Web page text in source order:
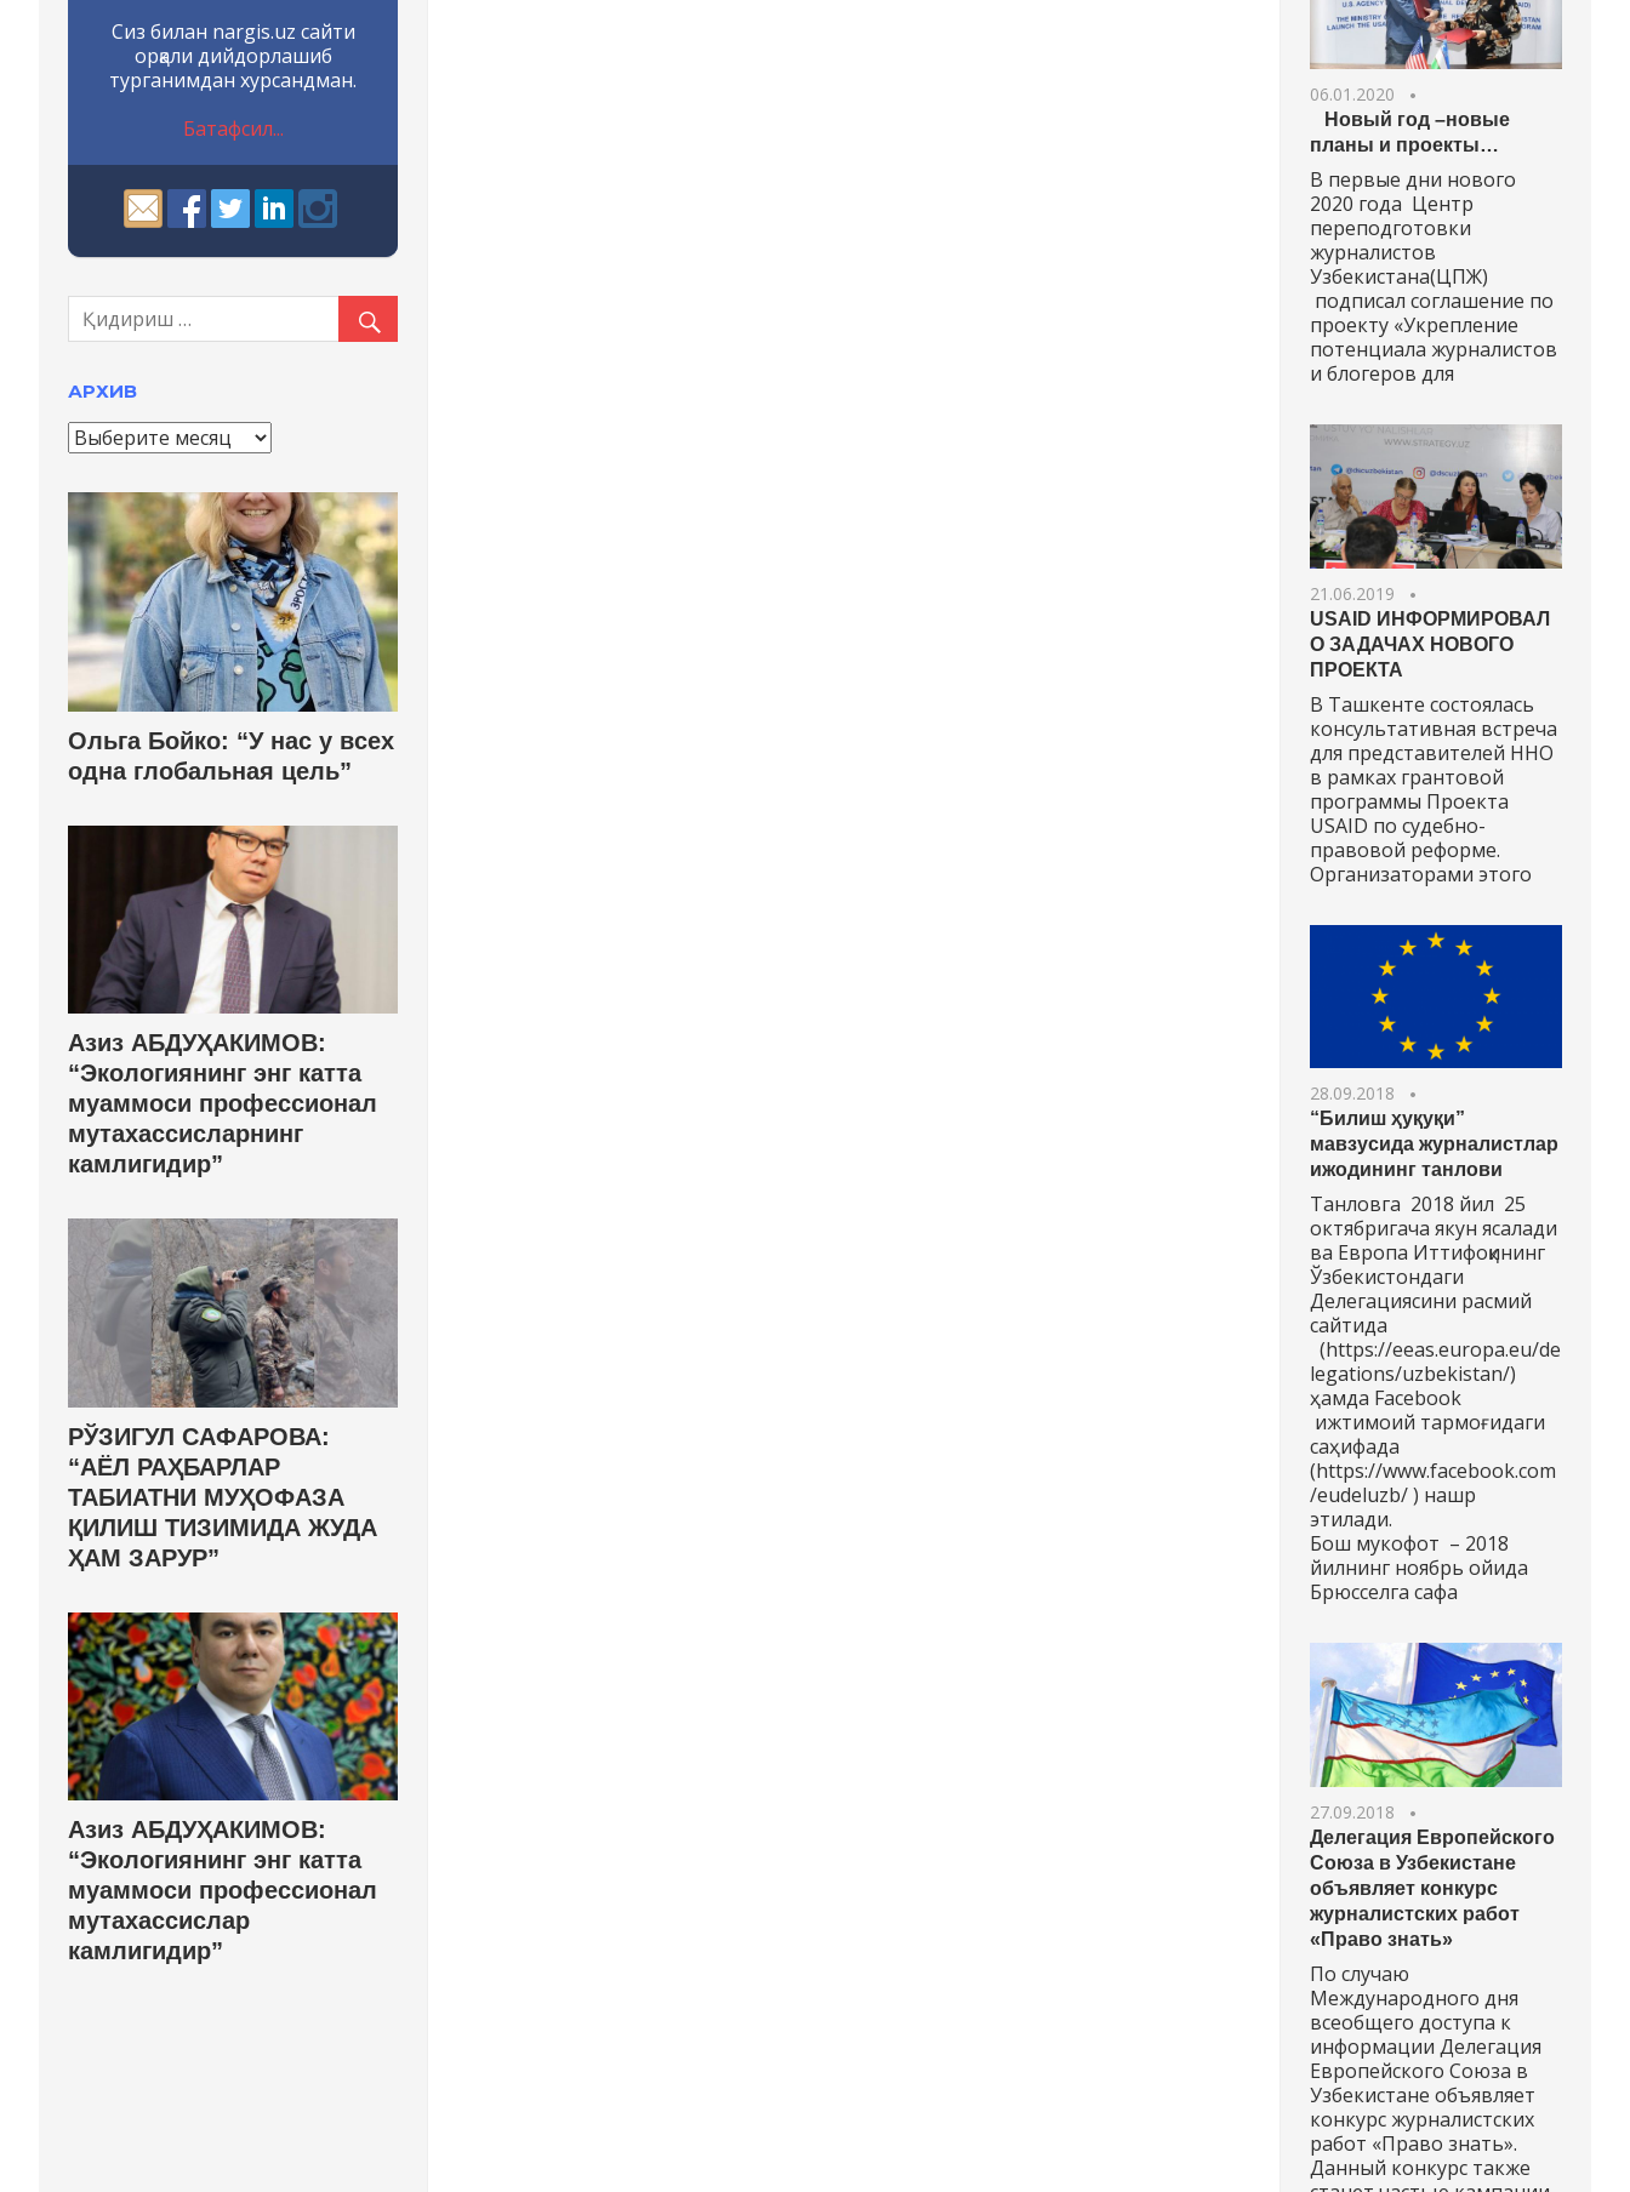
Сиз билан nargis.uz сайти
орқали дийдорлашиб
турганимдан хурсандман.
Батафсил...
АРХИВ
А
р
и
в
Ольга Бойко: “У нас у всех
одна глобальная цель”
Азиз АБДУҲАКИМОВ:
“Экологиянинг энг катта
муаммоси профессионал
мутахассисларнинг
камлигидир”
РЎЗИГУЛ САФАРОВА:
“АЁЛ РАҲБАРЛАР
ТАБИАТНИ МУҲОФАЗА
ҚИЛИШ ТИЗИМИДА ЖУДА
ҲАМ ЗАРУР”
Азиз АБДУҲАКИМОВ:
“Экологиянинг энг катта
муаммоси профессионал
мутахассислар
камлигидир”
06.01.2020
Новый год –новые
планы и проекты…
В первые дни нового
2020 года Центр
переподготовки
журналистов
Узбекистана(ЦПЖ)
подписал соглашение по
проекту «Укрепление
потенциала журналистов
и блогеров для
21.06.2019
USAID ИНФОРМИРОВАЛ
О ЗАДАЧАХ НОВОГО
ПРОЕКТА
В Ташкенте состоялась
консультативная встреча
для представителей ННО
в рамках грантовой
программы Проекта
USAID по судебно-
правовой реформе.
Организаторами этого
28.09.2018
“Билиш ҳуқуқи”
мавзусида журналистлар
ижодининг танлови
Танловга 2018 йил 25
октябригача якун ясалади
ва Европа Иттифоқининг
Ўзбекистондаги
Делегациясини расмий
сайтида
(https://eeas.europa.eu/de
legations/uzbekistan/)
ҳамда Facebook
ижтимоий тармоғидаги
саҳифада
(https://www.facebook.com
/eudeluzb/ ) нашр
этилади.
Бош мукофот – 2018
йилнинг ноябрь ойида
Брюсселга сафа
27.09.2018
Делегация Европейского
Союза в Узбекистане
объявляет конкурс
журналистских работ
«Право знать»
По случаю
Международного дня
всеобщего доступа к
информации Делегация
Европейского Союза в
Узбекистане объявляет
конкурс журналистских
работ «Право знать».
Данный конкурс также